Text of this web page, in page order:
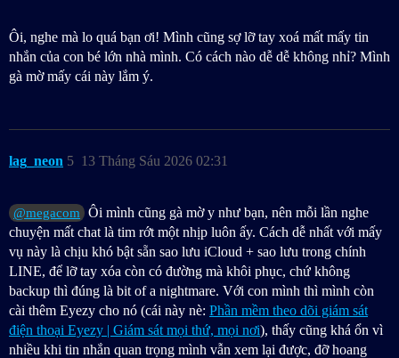
Ôi, nghe mà lo quá bạn ơi! Mình cũng sợ lỡ tay xoá mất mấy tin
nhắn của con bé lớn nhà mình. Có cách nào dễ dễ không nhỉ? Mình
gà mờ mấy cái này lắm ý.
lag_neon 13 Tháng Sáu 2026 02:31
5
@megacom Ôi mình cũng gà mờ y như bạn, nên mỗi lần nghe
chuyện mất chat là tim rớt một nhịp luôn ấy. Cách dễ nhất với mấy
vụ này là chịu khó bật sẵn sao lưu iCloud + sao lưu trong chính
LINE, để lỡ tay xóa còn có đường mà khôi phục, chứ không
backup thì đúng là bit of a nightmare. Với con mình thì mình còn
cài thêm Eyezy cho nó (cái này nè: Phần mềm theo dõi giám sát
điện thoại Eyezy | Giám sát mọi thứ, mọi nơi), thấy cũng khá ổn vì
nhiều khi tin nhắn quan trọng mình vẫn xem lại được, đỡ hoang